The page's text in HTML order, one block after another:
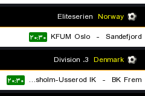
Norway
Sandefjord
-
KFUM Oslo ۲۰:۳۰
Denmark
BK Frem
-
Horsholm-Usserod IK ۲۰:۳۰